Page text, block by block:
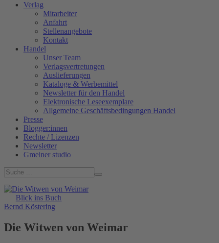
Verlag
Mitarbeiter
Anfahrt
Stellenangebote
Kontakt
Handel
Unser Team
Verlagsvertretungen
Auslieferungen
Kataloge & Werbemittel
Newsletter für den Handel
Elektronische Leseexemplare
Allgemeine Geschäftsbedingungen Handel
Presse
Blogger:innen
Rechte / Lizenzen
Newsletter
Gmeiner studio
Blick ins Buch
Bernd Köstering
Die Witwen von Weimar